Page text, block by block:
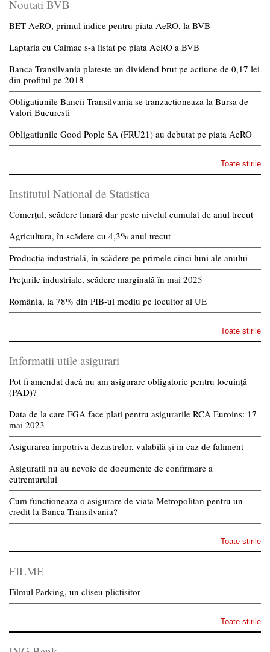
Noutati BVB
BET AeRO, primul indice pentru piata AeRO, la BVB
Laptaria cu Caimac s-a listat pe piata AeRO a BVB
Banca Transilvania plateste un dividend brut pe actiune de 0,17 lei
din profitul pe 2018
Obligatiunile Bancii Transilvania se tranzactioneaza la Bursa de
Valori Bucuresti
Obligatiunile Good Pople SA (FRU21) au debutat pe piata AeRO
Toate stirile
Institutul National de Statistica
Comerțul, scădere lunară dar peste nivelul cumulat de anul trecut
Agricultura, în scădere cu 4,3% anul trecut
Producția industrială, în scădere pe primele cinci luni ale anului
Prețurile industriale, scădere marginală în mai 2025
România, la 78% din PIB-ul mediu pe locuitor al UE
Toate stirile
Informatii utile asigurari
Pot fi amendat dacă nu am asigurare obligatorie pentru locuință
(PAD)?
Data de la care FGA face plati pentru asigurarile RCA Euroins: 17
mai 2023
Asigurarea împotriva dezastrelor, valabilă și in caz de faliment
Asiguratii nu au nevoie de documente de confirmare a
cutremurului
Cum functioneaza o asigurare de viata Metropolitan pentru un
credit la Banca Transilvania?
Toate stirile
FILME
Filmul Parking, un cliseu plictisitor
Toate stirile